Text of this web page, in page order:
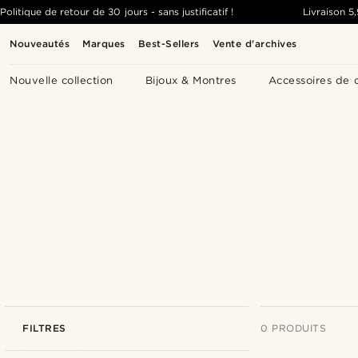
Nouveautés Marques Best-Sellers Vente d'archives
Nouvelle collection Bijoux & Montres Accessoires de
Politique de retour de 30 jours - sans justificatif ! Livraison
FILTRES 0 PRODUITS